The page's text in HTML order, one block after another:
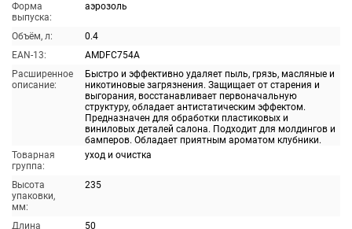
Форма
выпуска:
аэрозоль
Объём, л:
0.4
EAN-13:
AMDFC754A
Расширенное
описание:
Быстро и эффективно удаляет пыль, грязь, масляные и
никотиновые загрязнения. Защищает от старения и
выгорания, восстанавливает первоначальную
структуру, обладает антистатическим эффектом.
Предназначен для обработки пластиковых и
виниловых деталей салона. Подходит для молдингов и
бамперов. Обладает приятным ароматом клубники.
Товарная
группа:
уход и очистка
Высота
упаковки,
мм:
235
Длина
50